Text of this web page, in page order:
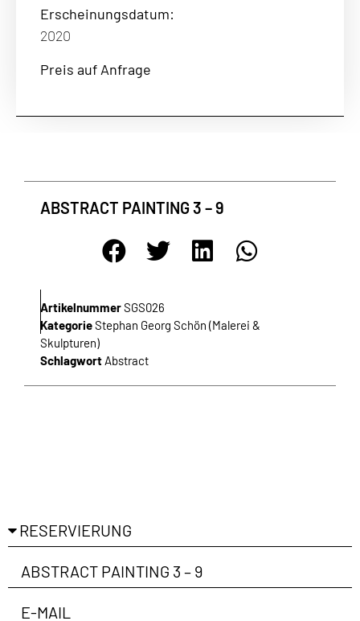
Erscheinungsdatum:
2020
Preis auf Anfrage
ABSTRACT PAINTING 3 – 9
ArtikelnummerSGS026
KategorieStephan Georg Schön (Malerei &
Skulpturen)
Schlagwort Abstract
In regelmäßigen Abständen informieren wir Sie umfassend über die
Möglichkeit, durch unseren Newsletter die neuesten Informationen
ANMELDEN